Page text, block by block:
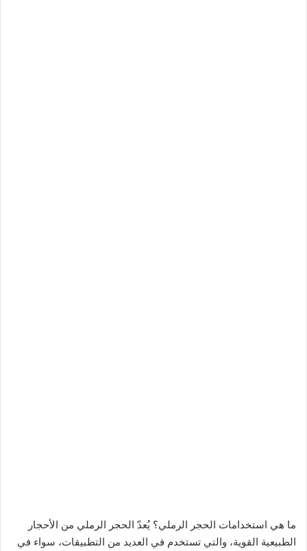
ما هي استخدامات الحجر الرملي؟ يُعدّ الحجر الرملي من الأحجار
الطبيعية القوية، والتي تستخدم في العديد من التطبيقات، سواء في